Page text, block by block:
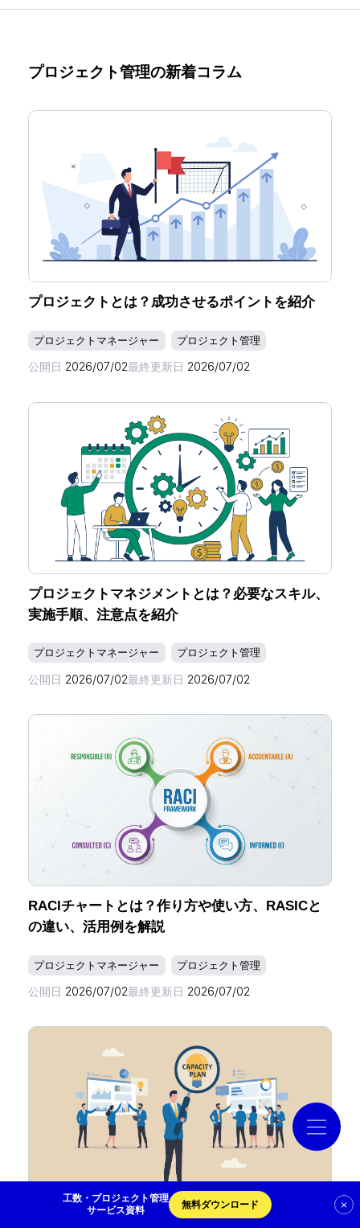
機能一覧
目的・活用シーン
導入事例
コラム
クラウドログ PC管理
資料請求
プロジェクト管理の新着コラム
プロジェクトとは？成功させるポイントを紹介
プロジェクトマネージャー プロジェクト管理
公開日 2026/07/02最終更新日 2026/07/02
プロジェクトマネジメントとは？必要なスキル、
実施手順、注意点を紹介
プロジェクトマネージャー プロジェクト管理
公開日 2026/07/02最終更新日 2026/07/02
RACIチャートとは？作り方や使い方、RASICと
の違い、活用例を解説
プロジェクトマネージャー プロジェクト管理
公開日 2026/07/02最終更新日 2026/07/02
リソース管理ツール比較おすすめ6選!無料ツール
工数・プロジェクト管理
サービス資料
無料ダウンロード ×